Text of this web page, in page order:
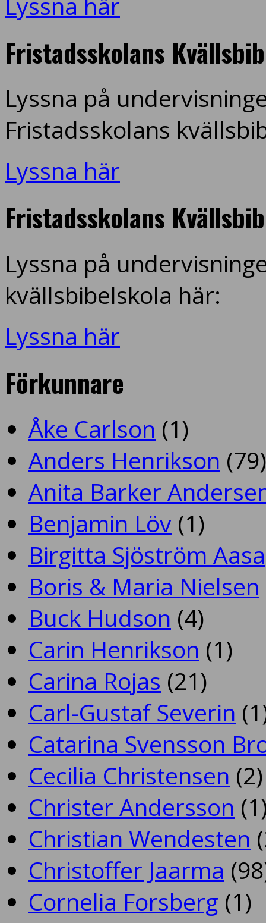
Fristadsskolans
Lyssna på
Fristadsskolans
Lyssna här
Fristadsskolans
Lyssna på
kvällsbibelskola här:
Lyssna här
Förkunnare
Åke Carlson (1)
Anders Henrikson (79)
Anita Barker
Benjamin Löv (1)
Birgitta Sjöström Aasa
Boris & Maria Nielsen
Buck Hudson (4)
Carin Henrikson (1)
Carina Rojas (21)
Carl-Gustaf Severin
Catarina Svensson
Cecilia Christensen (2)
Christer Andersson
Christian Wendesten
Christoffer Jaarma
Cornelia Forsberg (1)